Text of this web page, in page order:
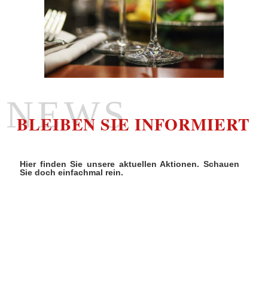
NEWS
BLEIBEN SIE INFORMIERT
Hier finden Sie unsere aktuellen Aktionen. Schauen
Sie doch einfachmal rein.